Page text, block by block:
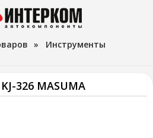
» Инструменты
326 MASUMA